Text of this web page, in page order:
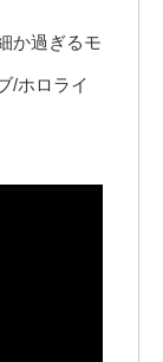
か過ぎるモ
/ホロライ